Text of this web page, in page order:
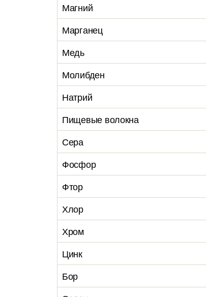
Магний
Марганец
Медь
Молибден
Натрий
Пищевые волокна
Сера
Фосфор
Фтор
Хлор
Хром
Цинк
Бор